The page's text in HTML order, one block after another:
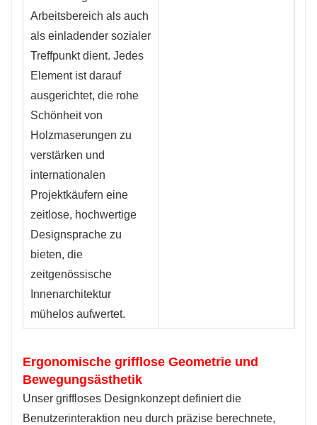
Arbeitsbereich als auch
als einladender sozialer
Treffpunkt dient. Jedes
Element ist darauf
ausgerichtet, die rohe
Schönheit von
Holzmaserungen zu
verstärken und
internationalen
Projektkäufern eine
zeitlose, hochwertige
Designsprache zu
bieten, die
zeitgenössische
Innenarchitektur
mühelos aufwertet.
Ergonomische grifflose Geometrie und
Bewegungsästhetik
Unser griffloses Designkonzept definiert die
Benutzerinteraktion neu durch präzise berechnete,